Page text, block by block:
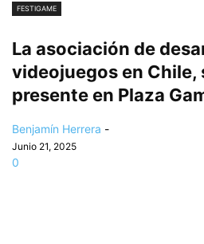
FESTIGAME
La asociación de
videojuegos en Chile,
presente en Plaza
Benjamín Herrera -
Junio 21, 2025
0